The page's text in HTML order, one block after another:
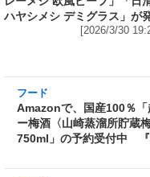
ハヤシメシ デミグラス」が
[2026/3/30
用した
酒〉超
予約
わい』